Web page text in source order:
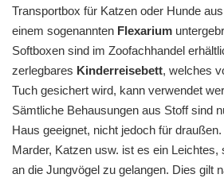
Transportbox für Katzen oder Hunde
einem sogenannten Flexarium
Softboxen sind im Zoofachhandel
zerlegbares Kinderreisebett, welches
Tuch gesichert wird, kann verwendet
Sämtliche Behausungen aus Stoff sind
Haus geeignet, nicht jedoch für
Marder, Katzen usw. ist es ein
an die Jungvögel zu gelangen. Dies gilt